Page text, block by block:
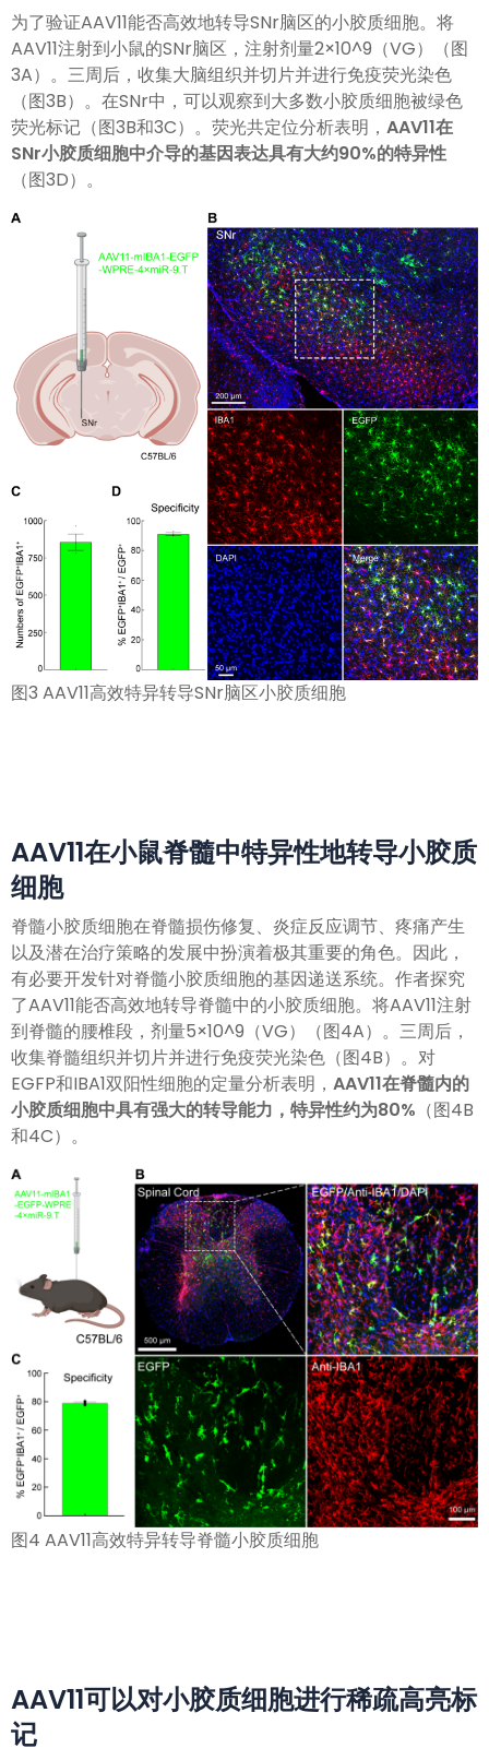
为了验证AAV11能否高效地转导SNr脑区的小胶质细胞。将
AAV11注射到小鼠的SNr脑区，注射剂量2×10^9（VG）（图
3A）。三周后，收集大脑组织并切片并进行免疫荧光染色
（图3B）。在SNr中，可以观察到大多数小胶质细胞被绿色
荧光标记（图3B和3C）。荧光共定位分析表明， AAV11在
SNr小胶质细胞中介导的基因表达具有大约90%的特异性
（图3D）。
图3 AAV11高效特异转导SNr脑区小胶质细胞
AAV11在小鼠脊髓中特异性地转导小胶质
细胞
脊髓小胶质细胞在脊髓损伤修复、炎症反应调节、疼痛产生
以及潜在治疗策略的发展中扮演着极其重要的角色。因此，
有必要开发针对脊髓小胶质细胞的基因递送系统。作者探究
了AAV11能否高效地转导脊髓中的小胶质细胞。将AAV11注射
到脊髓的腰椎段，剂量5×10^9（VG）（图4A）。三周后，
收集脊髓组织并切片并进行免疫荧光染色（图4B）。对
EGFP和IBA1双阳性细胞的定量分析表明， AAV11在脊髓内的
小胶质细胞中具有强大的转导能力，特异性约为80% （图4B
和4C）。
图4 AAV11高效特异转导脊髓小胶质细胞
AAV11可以对小胶质细胞进行稀疏高亮标
记